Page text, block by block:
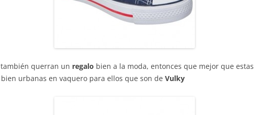
también querran un regalo bien a la moda, entonces que mejor que estas
bien urbanas en vaquero para ellos que son de Vulky